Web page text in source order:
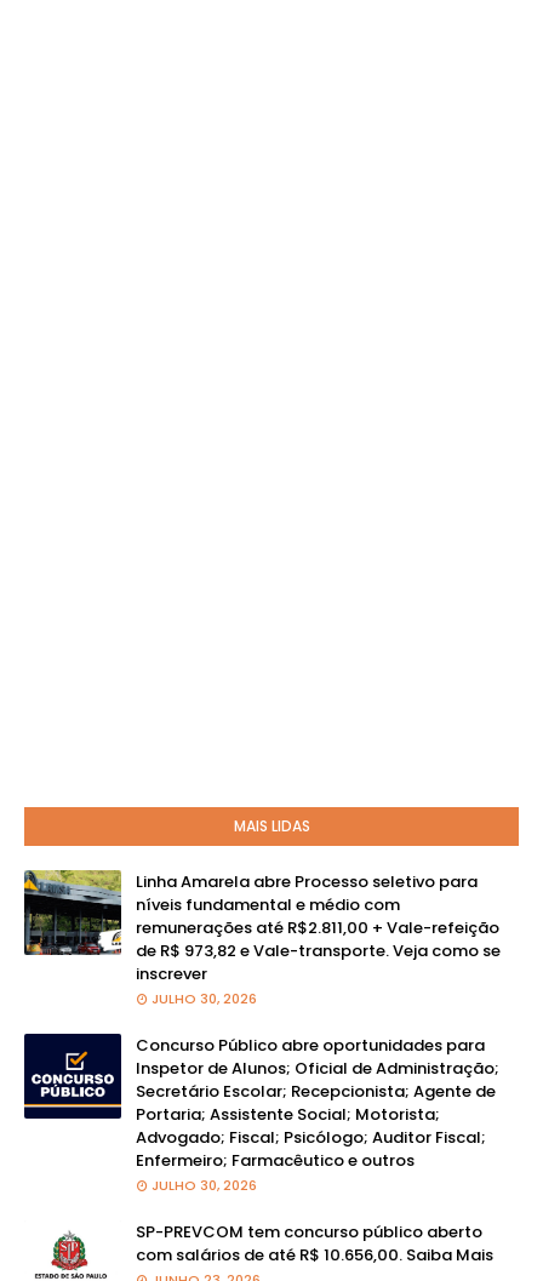
MAIS LIDAS
Linha Amarela abre Processo seletivo para
níveis fundamental e médio com
remunerações até R$2.811,00 + Vale-refeição
de R$ 973,82 e Vale-transporte. Veja como se
inscrever
JULHO 30, 2026
Concurso Público abre oportunidades para
Inspetor de Alunos; Oficial de Administração;
Secretário Escolar; Recepcionista; Agente de
Portaria; Assistente Social; Motorista;
Advogado; Fiscal; Psicólogo; Auditor Fiscal;
Enfermeiro; Farmacêutico e outros
JULHO 30, 2026
SP-PREVCOM tem concurso público aberto
com salários de até R$ 10.656,00. Saiba Mais